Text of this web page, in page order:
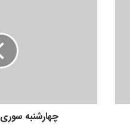
س
چهارشنبه سوری 96 چندم است